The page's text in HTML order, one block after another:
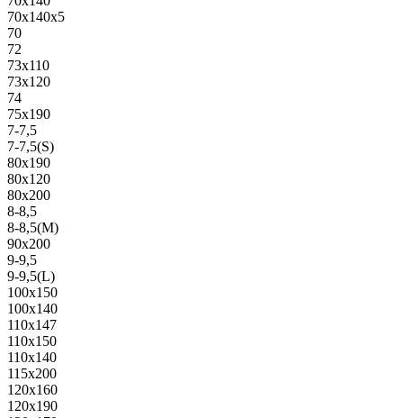
70х140х5
70
72
73х110
73х120
74
75х190
7-7,5
7-7,5(S)
80х190
80х120
80х200
8-8,5
8-8,5(M)
90х200
9-9,5
9-9,5(L)
100х150
100х140
110х147
110х150
110х140
115х200
120х160
120х190